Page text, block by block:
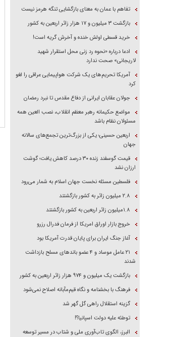
تفاهم با عمان به معنای بازگشایی تنگه هرمز نیست
بازگشت ۳ میلیون و ۱۷ هزار زائر اربعین به کشور
خرید قسطی اولش خنده و آخرش گریه است!
ادعا درباره «نحوه رد زنی محل استقرار شهید
لاریجانی» صحت ندارد
آمریکا تحریم‌های یک شرکت هواپیمایی عراقی را لغو
کرد
جولان عقابان ایرانی از دفاع مقدس تا نبرد رمضان
مواضع حکیمانه رهبر معظم انقلاب، نصب العین همه
مسئولان نظام باشد
اربعین حسینی؛ یکی از بزرگ‌ترین تجمع‌های سالانه
جهان
قیمت گوسفند زنده ۳۰ درصد کاهش یافت؛ گوشت
ارزان نشد
فلسطین مسئله نخست جهان اسلام به شمار می‌رود
۲.۸ میلیون زائر به کشور بازگشتند
۱.۸میلیون زائر اربعین به کشور بازگشتند
خروج بازار اوراق امریکا از فرمان فدرال رزرو
آغاز جنگ ایران برای پایان قدرت آمریکا بود
۲۱ عامل موساد و ۴ عضو باند‌های مسلح بازداشت
شدند
بازگشت یک میلیون و ۹۷۴ هزار زائر اربعین به کشور
فرهنگ با بخشنامه و نگاه قیم‌مآبانه اصلاح نمی‌شود
گزینه استقلال راهی گل گهر شد
توطئه علیه دولت اسپانیا؟!
البرز، الگوی تاب‌آوری ملی و شتاب در مسیر توسعه